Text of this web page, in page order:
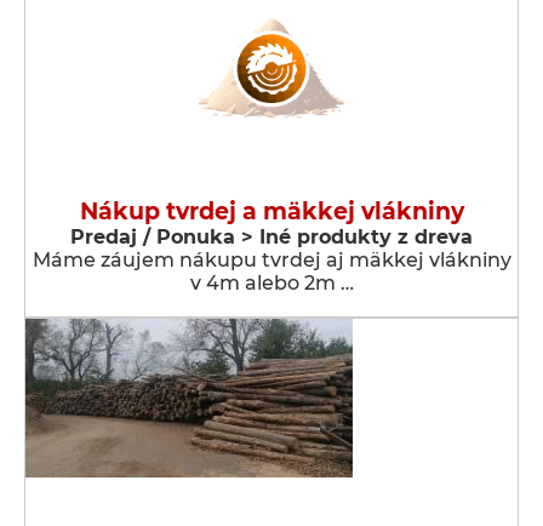
Nákup tvrdej a mäkkej vlákniny
Predaj / Ponuka > Iné produkty z dreva
Máme záujem nákupu tvrdej aj mäkkej vlákniny
v 4m alebo 2m …